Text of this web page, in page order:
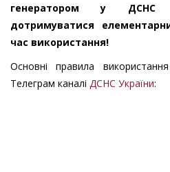
генератором у ДСНС
дотримуватися
час використання!
Основні правила
Телеграм каналі ДСНС України: